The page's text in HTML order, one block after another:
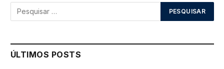
ÚLTIMOS POSTS